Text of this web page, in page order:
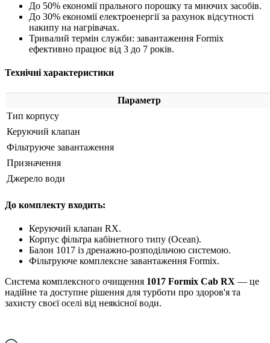
До 50% економії прального порошку та миючих засобів.
До 30% економії електроенергії за рахунок відсутності
накипу на нагрівачах.
Тривалий термін служби: завантаження Formix
ефективно працює від 3 до 7 років.
Технічні характеристики
Параметр
Тип корпусу
Керуючий клапан
Фільтруюче завантаження
Призначення
Джерело води
До комплекту входить:
Керуючий клапан RX.
Корпус фільтра кабінетного типу (Ocean).
Балон 1017 із дренажно-розподільчою системою.
Фільтруюче комплексне завантаження Formix.
Система комплексного очищення 1017 Formix Cab RX — це
надійне та доступне рішення для турботи про здоров'я та
захисту своєї оселі від неякісної води.